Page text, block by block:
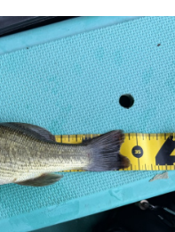
超軽
日
2025年11月発売予
ふく魚はビッグベ